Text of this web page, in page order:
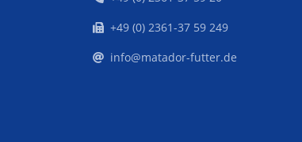
+49 (0) 2361-37 59 249
info@matador-futter.de